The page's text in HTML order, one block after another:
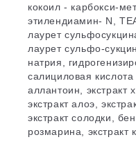
кокоил - карбокси-
этилендиамин- N,
лаурет
лаурет сульфо-
натрия,
салициловая
аллантоин, экстракт
экстракт алоэ,
экстракт солодки,
розмарина, экстракт